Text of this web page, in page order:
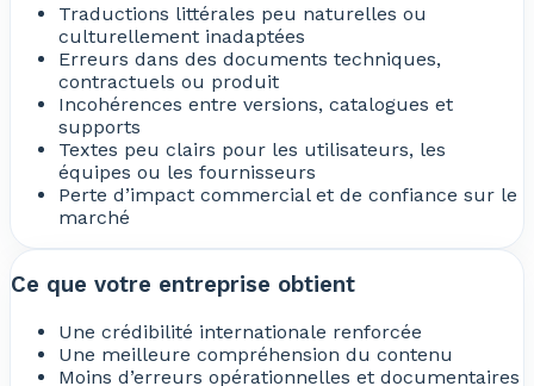
Traductions littérales peu naturelles ou
culturellement inadaptées
Erreurs dans des documents techniques,
contractuels ou produit
Incohérences entre versions, catalogues et
supports
Textes peu clairs pour les utilisateurs, les
équipes ou les fournisseurs
Perte d’impact commercial et de confiance sur le
marché
Ce que votre entreprise obtient
Une crédibilité internationale renforcée
Une meilleure compréhension du contenu
Moins d’erreurs opérationnelles et documentaires